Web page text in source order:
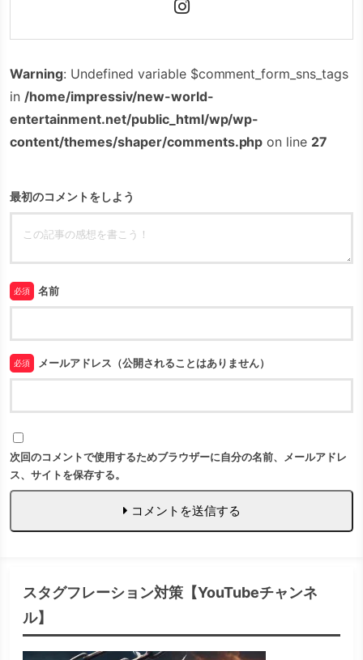
Warning: Undefined variable $comment_form_sns_tags
in /home/impressiv/new-world-
entertainment.net/public_html/wp/wp-
content/themes/shaper/comments.php on line 27
最初のコメントをしよう
必須 名前
必須 メールアドレス（公開されることはありません）
次回のコメントで使用するためブラウザーに自分の名前、メールアドレ
ス、サイトを保存する。
コメントを送信する
スタグフレーション対策【YouTubeチャンネ
ル】